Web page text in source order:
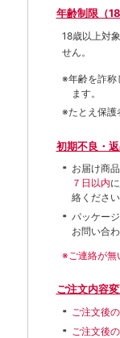
年齢制限（
18歳以上対
せん。
※年齢を詐称
ます。
※たとえ保護
初期不良・
お届け商
７日以内に
絡くださ
パッケー
お問い合
※ご連絡が無
ご注文内容
ご注文後
ご注文後